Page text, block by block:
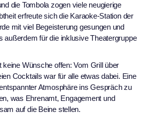
die Tombola zogen viele neugierige
erfreute sich die Karaoke-Station der
mit viel Begeisterung gesungen und
außerdem für die inklusive Theatergruppe
keine Wünsche offen: Vom Grill über
Cocktails war für alle etwas dabei. Eine
Atmosphäre ins Gespräch zu
was Ehrenamt, Engagement und
auf die Beine stellen.